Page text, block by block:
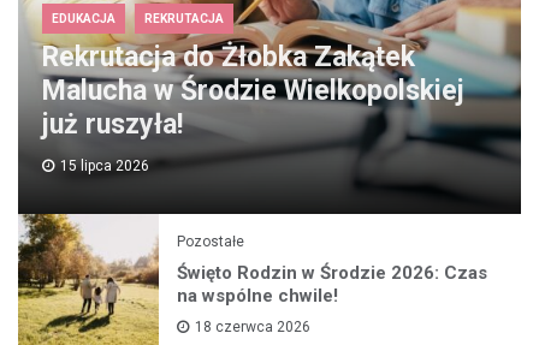
EDUKACJA REKRUTACJA
Rekrutacja do Żłobka Zakątek
Malucha w Środzie Wielkopolskiej
już ruszyła!
15 lipca 2026
Pozostałe
Święto Rodzin w Środzie 2026: Czas
na wspólne chwile!
18 czerwca 2026